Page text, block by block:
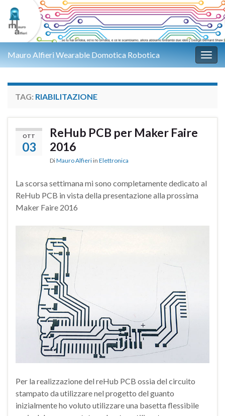
Mauro Alfieri Wearable Domotica Robotica
TAG: RIABILITAZIONE
OTT
03
ReHub PCB per Maker Faire
2016
DiMauro Alfieri in Elettronica
La scorsa settimana mi sono completamente dedicato al
ReHub PCB in vista della presentazione alla prossima
Maker Faire 2016
Per la realizzazione del reHub PCB ossia del circuito
stampato da utilizzare nel progetto del guanto
inizialmente ho voluto utilizzare una basetta flessibile